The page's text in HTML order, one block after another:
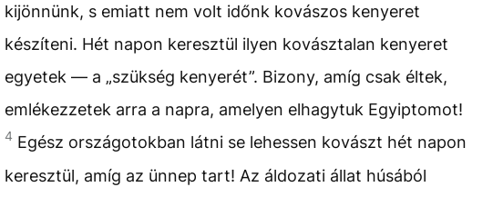
kijönnünk, s emiatt nem volt időnk kovászos kenyeret
készíteni. Hét napon keresztül ilyen kovásztalan kenyeret
egyetek — a „szükség kenyerét”. Bizony, amíg csak éltek,
emlékezzetek arra a napra, amelyen elhagytuk Egyiptomot!
4 Egész országotokban látni se lehessen kovászt hét napon
keresztül, amíg az ünnep tart! Az áldozati állat húsából